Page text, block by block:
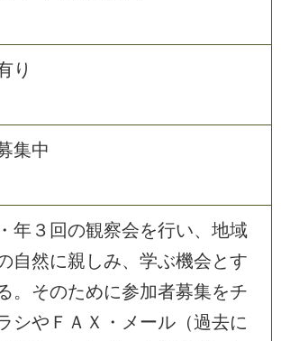
り
集中
・年３回の観察会を行い、地域
自然に親しみ、学ぶ機会とす
。そのために参加者募集をチ
シやＦＡＸ・メール（過去に